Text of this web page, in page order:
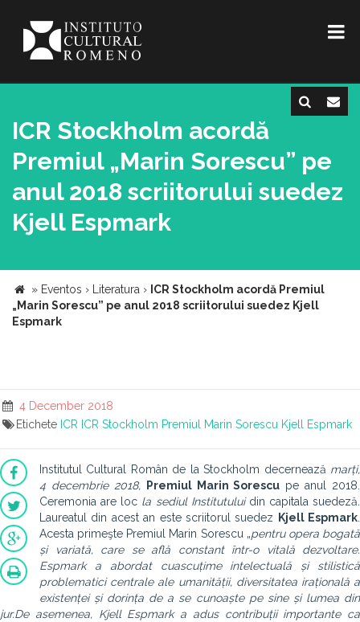
ICR Stockholm acordă
Premiul „Marin Sorescu” pe
anul 2018 scriitorului suedez
Kjell Espmark
» Eventos › Literatura › ICR Stockholm acordă Premiul
„Marin Sorescu” pe anul 2018 scriitorului suedez Kjell
Espmark
4 December 2018
Etichete ICR ICR Stockholm Premiul Marin Sorescu Kjell Espmark
Institutul Cultural Român de la Stockholm decernează marți,
4 decembrie 2018,
Premiul Marin Sorescu pe anul 2018.
Ceremonia are loc la sediul Institutuluidin capitala suedeză.
Laureatul din acest an este scriitorul suedez
Kjell Espmark
Acesta primeşte Premiul Marin Sorescu „pentru opera bogată
și variată, care se află constant într-o vitală dezvoltare.
Espmark a abordat cuascuțime intelectuală și stilistică
problematici centrale ale umanității, diversitatea irațională a
existenței și dorința de a se cunoaște pe sine și lumea din
jur.De asemenea, Kjell Espmark a adus contribuții importante ca